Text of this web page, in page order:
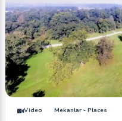
Video Mekanlar - Places